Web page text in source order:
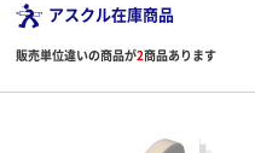
アスクル在庫商品
販売単位違いの商品が2商品あります